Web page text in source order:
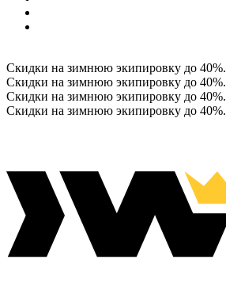
Скидки на зимнюю экипировку до 40%.
Скидки на зимнюю экипировку до 40%.
Скидки на зимнюю экипировку до 40%.
Скидки на зимнюю экипировку до 40%.